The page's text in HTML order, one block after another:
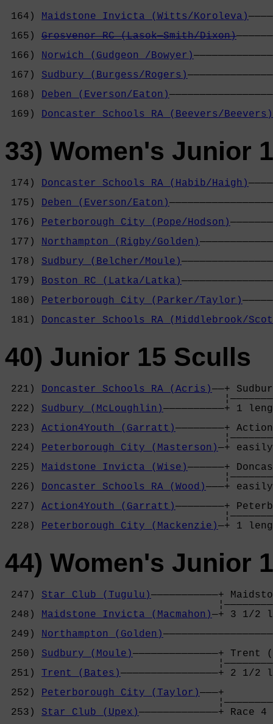
164) Maidstone Invicta (Witts/Koroleva)
165) Grosvenor RC (Lasok—Smith/Dixon)
166) Norwich (Gudgeon /Bowyer)
167) Sudbury (Burgess/Rogers)
168) Deben (Everson/Eaton)
169) Doncaster Schools RA (Beevers/Beevers)
33) Women's Junior
174) Doncaster Schools RA (Habib/Haigh)
175) Deben (Everson/Eaton)
176) Peterborough City (Pope/Hodson)
177) Northampton (Rigby/Golden)
178) Sudbury (Belcher/Moule)
179) Boston RC (Latka/Latka)
180) Peterborough City (Parker/Taylor)
181) Doncaster Schools RA (Middlebrook/
40) Junior 15 Sculls
221) Doncaster Schools RA (Acris)——+
222) Sudbury (McLoughlin)
223) Action4Youth (Garratt)————————+
224) Peterborough City (Masterson)—+
225) Maidstone Invicta (Wise)——————+
226) Doncaster Schools RA (Wood)———+
227) Action4Youth (Garratt)
228) Peterborough City (Mackenzie)—+
44) Women's Junior
247) Star Club (Tugulu)———————————+
248)
Maidstone Invicta (Macmahon)—+ 3
249)
Northampton (Golden)
250) Sudbury (Moule)——————————————+
251) Trent (Bates)
252)
Peterborough City (Taylor)———+
253) Star Club (Upex)